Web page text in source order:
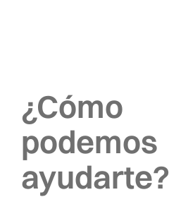
¿Cómo
podemos
ayudarte?